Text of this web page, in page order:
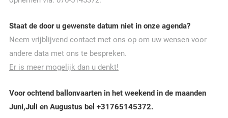
Staat de door u gewenste datum niet in onze agenda?
Neem vrijblijvend contact met ons op om uw wensen voor
andere data met ons te bespreken.
Er is meer mogelijk dan u denkt!
Voor ochtend ballonvaarten in het weekend in de maanden
Juni,Juli en Augustus bel +31765145372.